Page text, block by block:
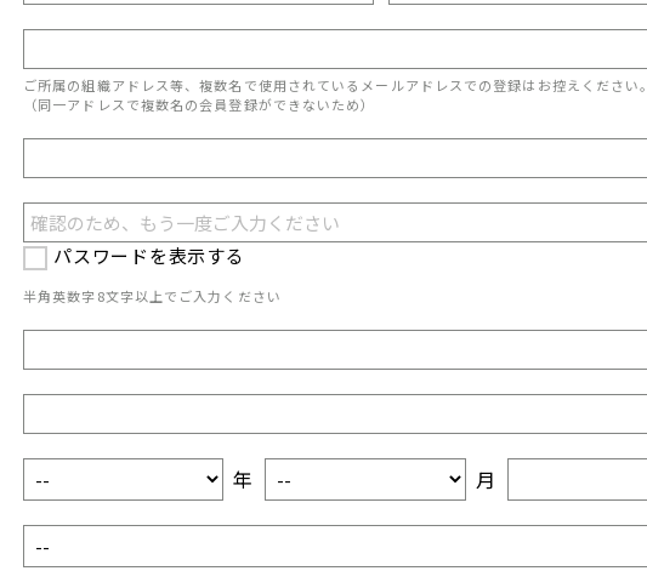
ご所属の組織アドレス等、複数名で使用されているメールアドレスでの登録はお控えください。
（同一アドレスで複数名の会員登録ができないため）
パスワードを表示する
半角英数字8文字以上でご入力ください
年 月